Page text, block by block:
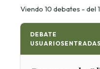
Viendo 10 debates - del
DEBATE
USUARIOSENTRADAS